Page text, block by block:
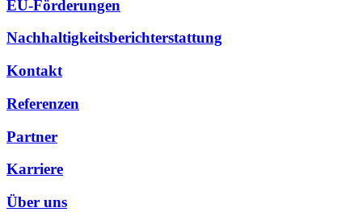
EU-Förderungen
Nachhaltigkeitsberichterstattung
Kontakt
Referenzen
Partner
Karriere
Über uns